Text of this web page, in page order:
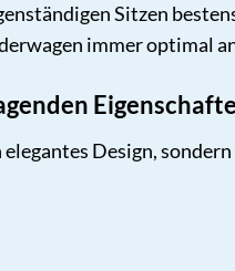
Sitzen
immer optimal
Design,